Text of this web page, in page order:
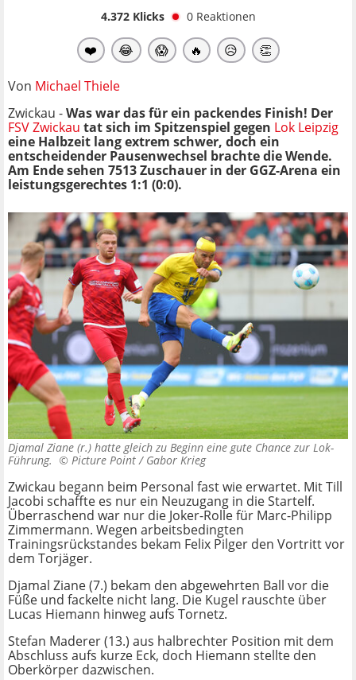
4.372Klicks 0 Reaktionen
❤️ 😂 😱 🔥 😥 👏
Von Michael Thiele
Zwickau -Was war das für ein packendes Finish! Der
FSV Zwickau tat sich im Spitzenspiel gegen Lok Leipzig
eine Halbzeit lang extrem schwer, doch ein
entscheidender Pausenwechsel brachte die Wende.
Am Ende sehen 7513 Zuschauer in der GGZ-Arena ein
leistungsgerechtes 1:1 (0:0).
Djamal Ziane (r.) hatte gleich zu Beginn eine gute Chance zur Lok-
Führung. © Picture Point / Gabor Krieg
Zwickau begann beim Personal fast wie erwartet. Mit Till
Jacobi schaffte es nur ein Neuzugang in die Startelf.
Überraschend war nur die Joker-Rolle für Marc-Philipp
Zimmermann. Wegen arbeitsbedingten
Trainingsrückstandes bekam Felix Pilger den Vortritt vor
dem Torjäger.
Djamal Ziane (7.) bekam den abgewehrten Ball vor die
Füße und fackelte nicht lang. Die Kugel rauschte über
Lucas Hiemann hinweg aufs Tornetz.
Stefan Maderer (13.) aus halbrechter Position mit dem
Abschluss aufs kurze Eck, doch Hiemann stellte den
Oberkörper dazwischen.